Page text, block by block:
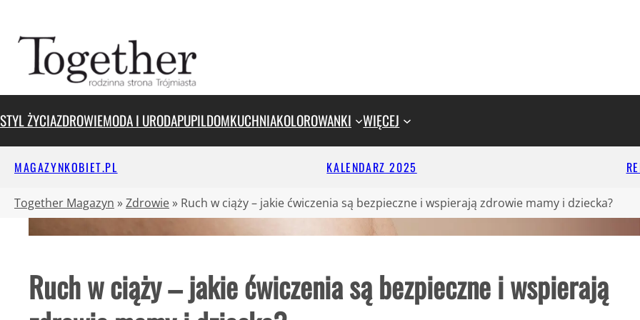
treści
STYL ŻYCIAZDROWIEMODA I URODAPUPILDOMKUCHNIAKOLOROWANKI WIĘCEJ
MAGAZYNKOBIET.PL KALENDARZ 2025
Together Magazyn »Zdrowie» Ruch w ciąży – jakie ćwiczenia są bezpieczne i wspierają zdrowie mamy i dziecka?
Ruch w ciąży – jakie ćwiczenia są bezpieczne i wspierają